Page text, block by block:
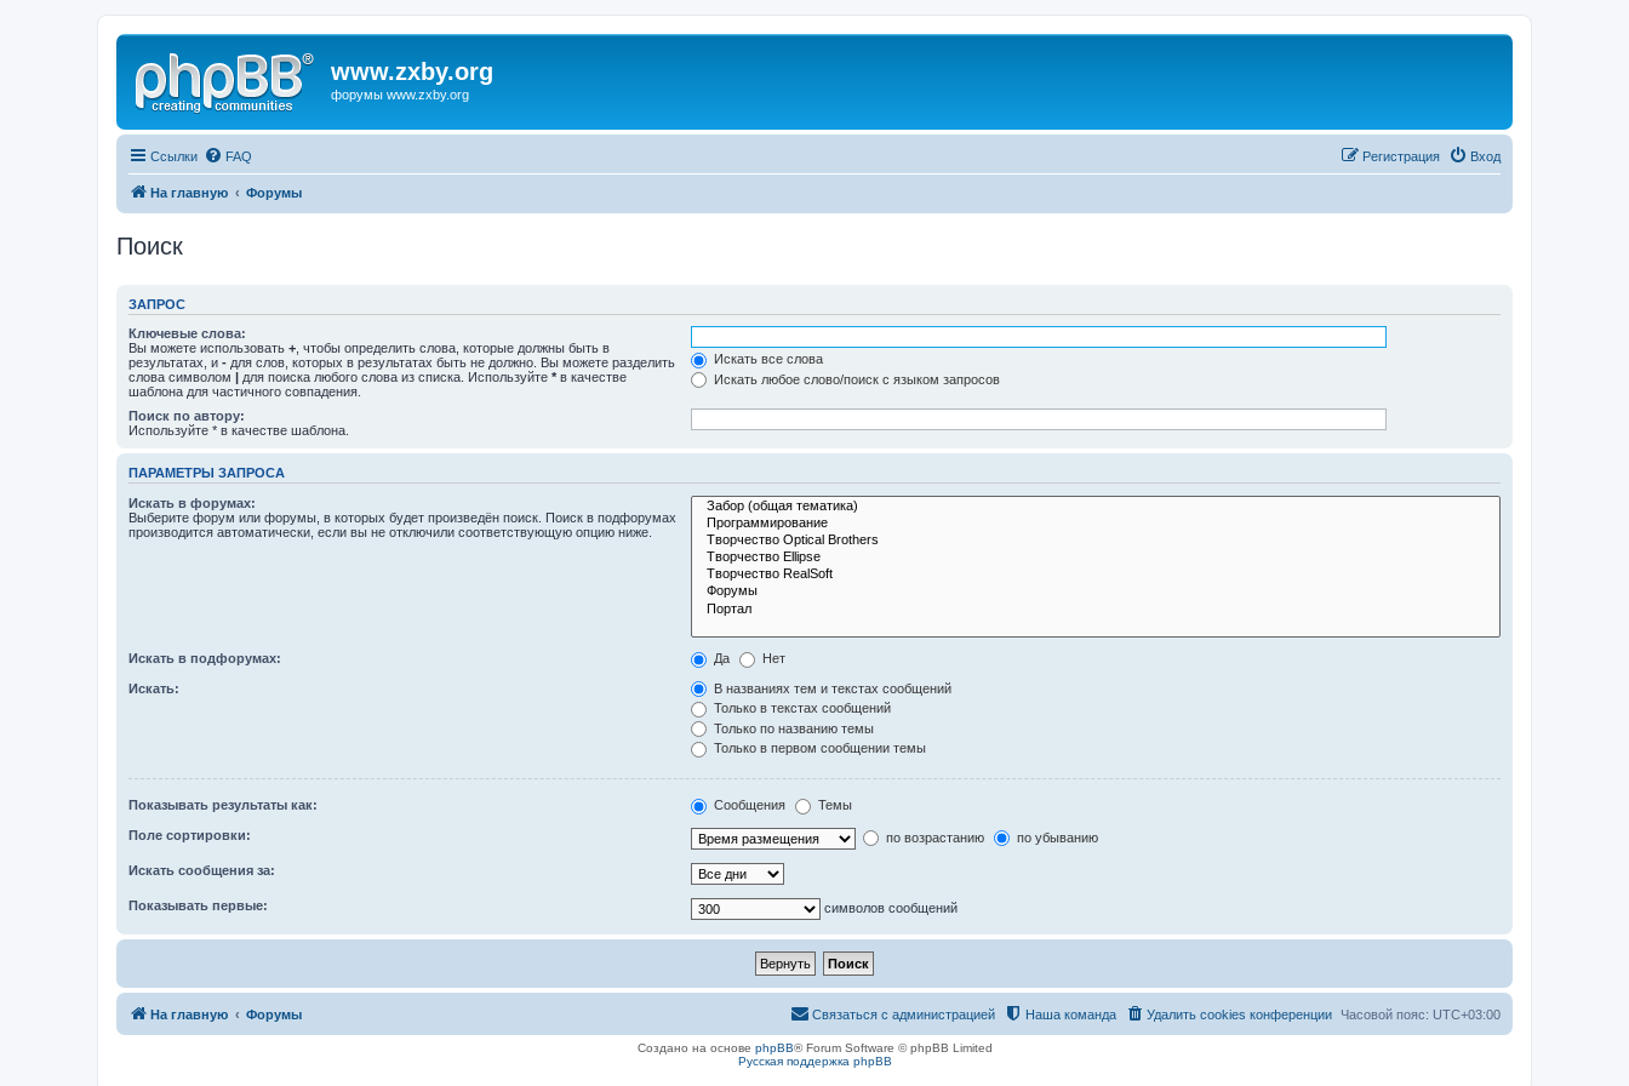
www.zxby.org
форумы www.zxby.org
Ссылки FAQ Вход
Регистрация
На главную Форумы
Поиск
ЗАПРОС
Ключевые слова:
Вы можете использовать + , чтобы определить слова, которые должны быть в
результатах, и - для слов, которых в результатах быть не должно. Вы можете разделить
слова символом | для поиска любого слова из списка. Используйте * в качестве
шаблона для частичного совпадения.
Искать все слова
Искать любое слово/поиск с языком запросов
Поиск по автору:
Используйте * в качестве шаблона.
ПАРАМЕТРЫ ЗАПРОСА
Искать в форумах:
Выберите форум или форумы, в которых будет произведён поиск. Поиск в подфорумах
производится автоматически, если вы не отключили соответствующую опцию ниже.
Искать в подфорумах: Да Нет
Искать:
В названиях тем и текстах сообщений
Только в текстах сообщений
Только по названию темы
Только в первом сообщении темы
Показывать результаты как: Сообщения Темы
Поле сортировки: по возрастанию по убыванию
Искать сообщения за:
Показывать первые: символов сообщений
На главную Форумы Часовой пояс: UTC+03:00
Удалить cookies конференции
Наша команда
Связаться с администрацией
Создано на основе phpBB® Forum Software © phpBB Limited
Русская поддержка phpBB